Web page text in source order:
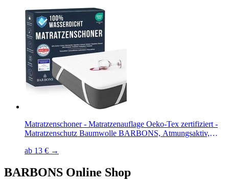
Matratzenschoner - Matratzenauflage Oeko-Tex zertifiziert -
Matratzenschutz Baumwolle BARBONS, Atmungsaktiv,
ab 13 € →
BARBONS Online Shop